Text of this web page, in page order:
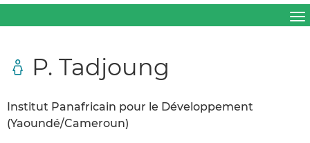
P. Tadjoung
Institut Panafricain pour le Développement
(Yaoundé/Cameroun)